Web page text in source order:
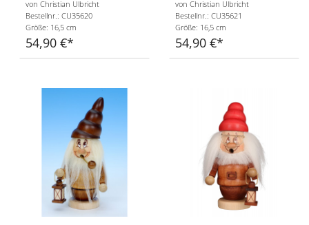
von Christian Ulbricht
Bestellnr.: CU35620
Größe: 16,5 cm
54,90 €
von Christian Ulbricht
Bestellnr.: CU35621
Größe: 16,5 cm
54,90 €